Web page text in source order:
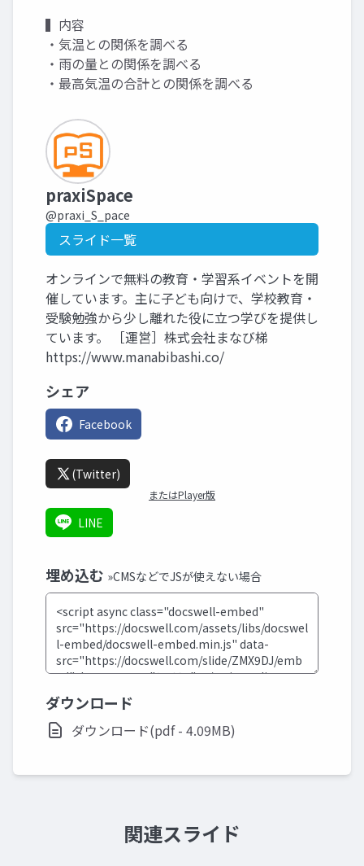
▍内容
・気温との関係を調べる
・雨の量との関係を調べる
・最高気温の合計との関係を調べる
praxiSpace
@praxi_S_pace
スライド一覧
オンラインで無料の教育・学習系イベントを開
催しています。主に子ども向けで、学校教育・
受験勉強から少し離れた役に立つ学びを提供し
ています。 ［運営］株式会社まなび梯
https://www.manabibashi.co/
シェア
Facebook
(Twitter)
またはPlayer版
LINE
埋め込む »CMSなどでJSが使えない場合
ダウンロード
ダウンロード(pdf - 4.09MB)
関連スライド